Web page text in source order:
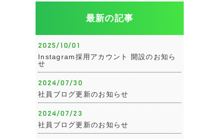
最新の記事
2025/10/01
Instagram採用アカウント 開設のお知ら
せ
2024/07/30
社員ブログ更新のお知らせ
2024/07/23
社員ブログ更新のお知らせ